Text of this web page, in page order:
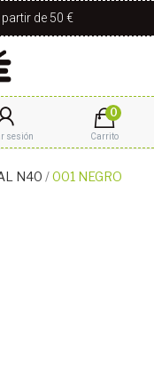
de 50 €
sesión
0
Carrito
N40
001 NEGRO